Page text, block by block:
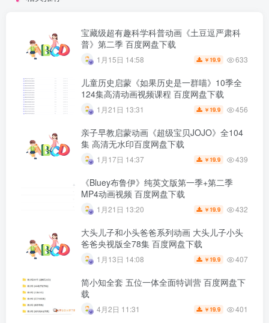
宝藏级超有趣科学科普动画《土豆逗严肃科
普》第二季 百度网盘下载
1月15日 14:58 ￥ 19.9 633
儿童历史启蒙《如果历史是一群喵》10季全
124集高清动画视频课程 百度网盘下载
1月21日 13:31 ￥ 19.9 456
亲子早教启蒙动画《超级宝贝JOJO》全104
集 高清无水印百度网盘下载
1月17日 14:37 ￥ 19.9 439
《Bluey布鲁伊》纯英文版第一季+第二季
MP4动画视频 百度网盘下载
1月21日 13:20 ￥ 19.9 432
大头儿子和小头爸爸系列动画 大头儿子小头
爸爸央视版全78集 百度网盘下载
1月13日 14:08 ￥ 19.9 407
简小知全套 五位一体全面特训营 百度网盘下
载
4月2日 11:31 ￥ 19.9 401